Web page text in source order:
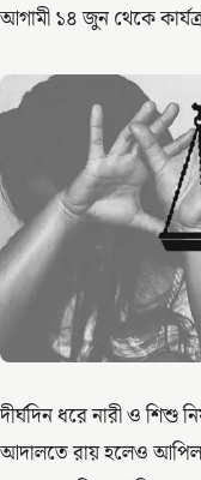
আগামী ১৪ জুন থেকে
দীর্ঘদিন ধরে নারী ও শিশু
আদালতে রায় হলেও আপিল